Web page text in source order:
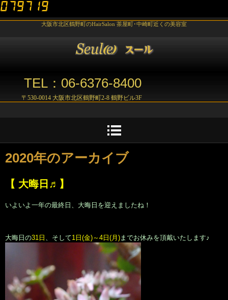
大阪市北区鶴野町のHairSalon 茶屋町･中崎町近くの美容室
TEL：06-6376-8400
〒530-0014 大阪市北区鶴野町2-8 鶴野ビル3F
2020年のアーカイブ
【 大晦日♬】
いよいよ一年の最終日、大晦日を迎えましたね！
大晦日の31日 、そして1日(金)～4日(月) までお休みを頂戴いたします♪